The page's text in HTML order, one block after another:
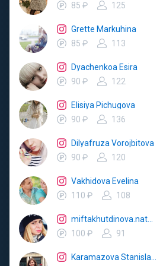
85 ₽
125
Grette Markuhina
85 ₽
113
Dyachenkoa Esira
90 ₽
122
Elisiya Pichugova
90 ₽
136
Dilyafruza Vorojbitova
90 ₽
120
Vakhidova Evelina
110 ₽
108
100 ₽
91